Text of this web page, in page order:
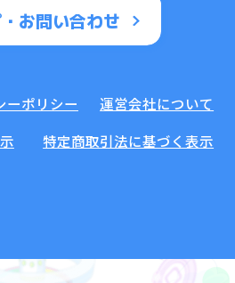
お問い合わせ
ーポリシー
運営会社について
特定商取引法に基づく表示